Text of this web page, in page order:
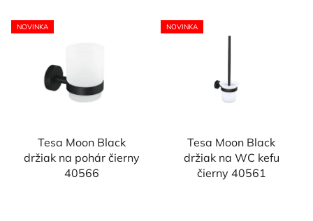
NOVINKA
Tesa Moon Black
držiak na pohár čierny
40566
NOVINKA
Tesa Moon Black
držiak na WC kefu
čierny 40561